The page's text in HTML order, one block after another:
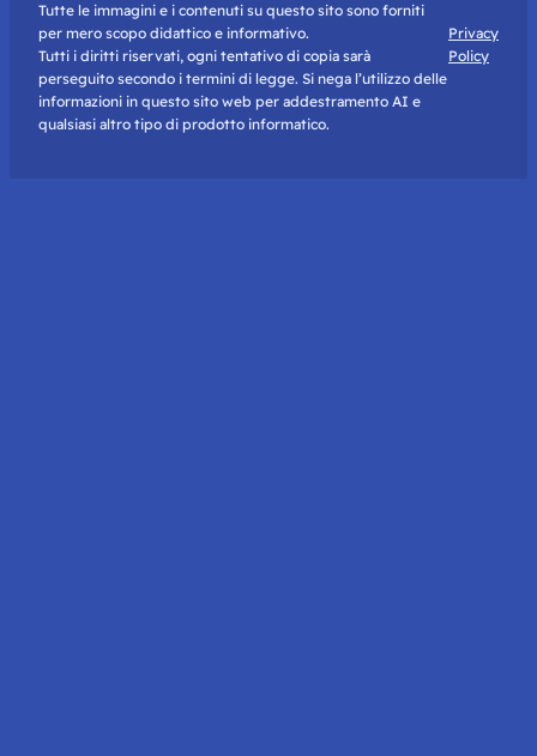
Tutte le immagini e i contenuti su questo sito sono forniti
per mero scopo didattico e informativo.
Tutti i diritti riservati, ogni tentativo di copia sarà
perseguito secondo i termini di legge. Si nega l’utilizzo delle
informazioni in questo sito web per addestramento AI e
qualsiasi altro tipo di prodotto informatico.
Privacy
Policy